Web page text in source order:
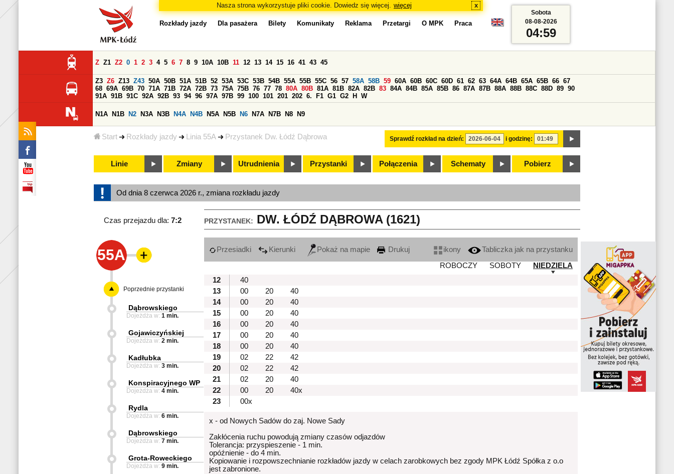
Nasza strona wykorzystuje pliki cookie. Dowiedz się więcej. więcej x
Start Rozkłady jazdy Linia 55A Przystanek Dw. Łódź Dąbrowa
Rozkłady jazdy Dla pasażera Bilety Komunikaty Reklama Przetargi O MPK Praca
Sprawdź rozkład na dzień: i godzinę:
Z Z1 Z2 0 1 2 3 4 5 6 7 8 9 10A 10B 11 12 13 14 15 16 41 43 45
Z3 Z6 Z13 Z43 50A 50B 51A 51B 52 53A 53C 53B 54B 55A 55B 55C 56 57 58A 58B 59 60A 60B 60C 60D 61 62 63 64A 64B 65A 65B 66 67
68 69A 69B 70 71A 71B 72A 72B 73 75A 75B 76 77 78 80A 80B 81A 81B 82A 82B 83 84A 84B 85A 85B 86 87A 87B 88A 88B 88C 88D 89 90
91A 91B 91C 92A 92B 93 94 96 97A 97B 99 100 101 201 202 6. F1 G1 G2 H W
N1A N1B N2 N3A N3B N4A N4B N5A N5B N6 N7A N7B N8 N9
Linie Zmiany Utrudnienia Przystanki Połączenia Schematy Pobierz
Sobota
08-08-2026
04:59
Od dnia 8 czerwca 2026 r., zmiana rozkładu jazdy
PRZYSTANEK: DW. ŁÓDŹ DĄBROWA (1621)
Czas przejazdu dla: 7:2
55A Przesiadki Kierunki Pokaż na mapie Drukuj ikony
Tabliczka jak na przystanku
ROBOCZY
SOBOTY
NIEDZIELA
12
40
13
00 20
40
14
00 20
40
15
00 20
40
16
00 20
40
17
00 20
40
18
00 20
40
19
02 22
42
20
02 22
42
21
02 20
40
22
00 20
40x
23
00x
x - od Nowych Sadów do zaj. Nowe Sady
Zakłócenia ruchu powodują zmiany czasów odjazdów
Tolerancja: przyspieszenie - 1 min.
opóźnienie - do 4 min.
Kopiowanie i rozpowszechnianie rozkładów jazdy w celach zarobkowych bez zgody MPK Łódź Spółka z o.o
jest zabronione.
Poprzednie przystanki
Dąbrowskiego
Dojeżdża w: 1 min.
Gojawiczyńskiej
Dojeżdża w: 2 min.
Kadłubka
Dojeżdża w: 3 min.
Konspiracyjnego WP
Dojeżdża w: 4 min.
Rydla
Dojeżdża w: 6 min.
Dąbrowskiego
Dojeżdża w: 7 min.
Grota-Roweckiego
Dojeżdża w: 9 min.